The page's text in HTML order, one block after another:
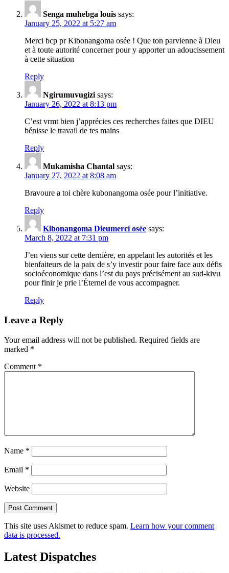
Senga muhebga louis says:
January 25, 2022 at 5:27 am
Merci bcp pr Kibonangoma osée ! Que ton parvienne à Dieu
et à toute autorité concerner pour y apporter un adoucissement
à cette situation
Reply
Ngirumuvugizi says:
January 26, 2022 at 8:13 pm
C’est vrmt bien j’apprécies ces recherches faites que DIEU
bénisse le travail de tes mains
Reply
Mukamisha Chantal says:
January 27, 2022 at 8:08 am
Bravoure a toi chère kubonangoma osée pour l’initiative.
Reply
Kibonangoma Dieumerci osée says:
March 8, 2022 at 7:31 pm
J’en viens sur cette dernière, en appelant les autorités et les
bienfaiteurs de la paix de s’y investir pour faire face aux défis
socioéconomique dans l’est du pays précisément au sud-kivu
pour finir je prie l’Éternel de vous accompagner.
Reply
Leave a Reply
Your email address will not be published. Required fields are
marked *
Comment *
Name *
Email *
Website
This site uses Akismet to reduce spam. Learn how your comment
data is processed.
Latest Dispatches